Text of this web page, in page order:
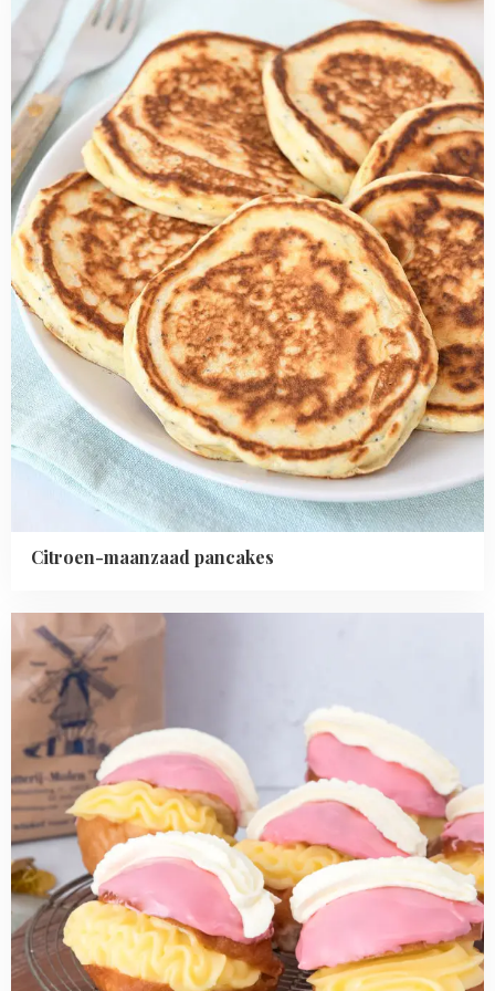
Citroen-maanzaad pancakes
about
Citroen-
maanzaad
pancakes
Read
more
about
Tompouce
oliebollen